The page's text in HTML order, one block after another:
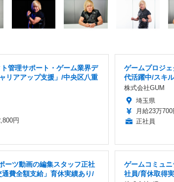
管理サポート・ゲーム業界デ
リアアップ支援」/中央区八重
円
ゲームプロジ
代活躍中/スキ
株式会社GUM
埼玉県
月給23万
正社員
ーツ動画の編集スタッフ正社
費全額支給」育休実績あり/
ゲームコミュ
社員/育休取得